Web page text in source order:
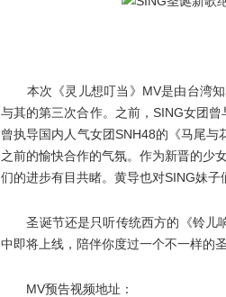
本次《灵儿想叮当》MV是由台湾知
与其的第三次合作。之前，SING女团
曾执导国内人气女团SNH48的《马尾
之前的愉快合作的气氛。作为新晋的少
们的进步有目共睹。黄导也对SING妹子
圣诞节还是只听传统西方的《铃儿响
中即将上线，陪伴你度过一个不一样的
MV预告视频地址：